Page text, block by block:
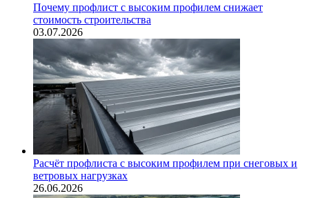
Почему профлист с высоким профилем снижает
стоимость строительства
03.07.2026
Расчёт профлиста с высоким профилем при снеговых и
ветровых нагрузках
26.06.2026